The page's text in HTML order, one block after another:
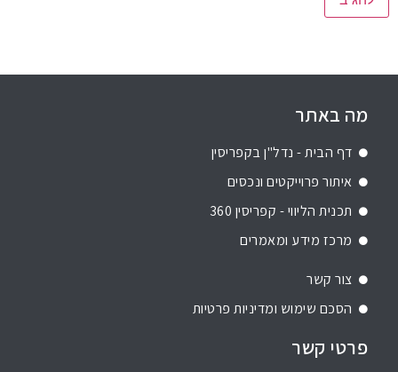
מה באתר
דף הבית - נדל"ן בקפריסין
איתור פרוייקטים ונכסים
תכנית הליווי - קפריסין 360
מרכז מידע ומאמרים
צור קשר
הסכם שימוש ומדיניות פרטיות
פרטי קשר